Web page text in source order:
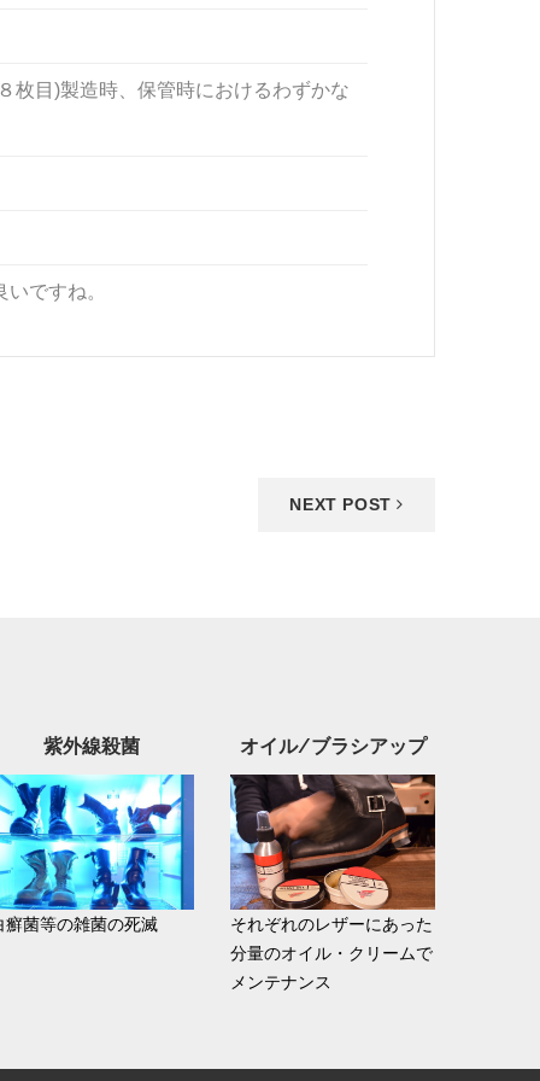
枚目)製造時、保管時におけるわずかな
ですね。
NEXT POST
紫外線殺菌
癬菌等の雑菌の死滅
オイル/ブラシアップ
それぞれのレザーにあった
分量のオイル・クリームで
メンテナンス